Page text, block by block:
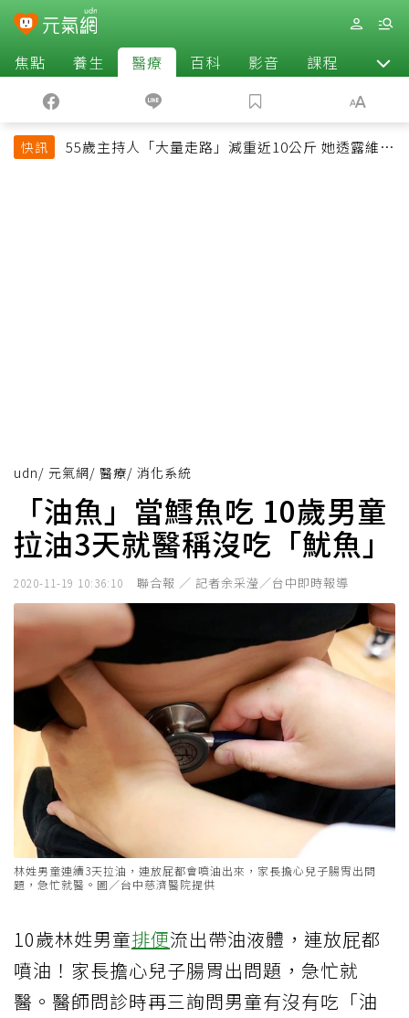
焦點 養生 醫療 百科 影音 課程 退休
快訊
55歲主持人「大量走路」減重近10公斤 她透露維持
udn/ 元氣網/ 醫療/ 消化系統
「油魚」當鱈魚吃 10歲男童
拉油3天就醫稱沒吃「魷魚」
2020-11-19 10:36:10 聯合報 ／ 記者余采瀅／台中即時報導
林姓男童連續3天拉油，連放屁都會噴油出來，家長擔心兒子腸胃出問
題，急忙就醫。圖／台中慈濟醫院提供
10歲林姓男童排便流出帶油液體，連放屁都
噴油！家長擔心兒子腸胃出問題，急忙就
醫。醫師問診時再三詢問男童有沒有吃「油